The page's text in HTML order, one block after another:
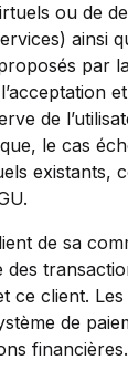
ou de
ainsi
par
et
de
le cas
existants,
de sa
des
ce client.
de
financières.